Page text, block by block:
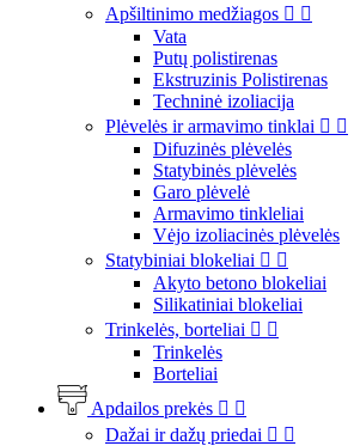
Apšiltinimo medžiagos  
Vata
Putų polistirenas
Ekstruzinis Polistirenas
Techninė izoliacija
Plėvelės ir armavimo tinklai  
Difuzinės plėvelės
Statybinės plėvelės
Garo plėvelė
Armavimo tinkleliai
Vėjo izoliacinės plėvelės
Statybiniai blokeliai  
Akyto betono blokeliai
Silikatiniai blokeliai
Trinkelės, borteliai  
Trinkelės
Borteliai
Apdailos prekės  
Dažai ir dažų priedai  